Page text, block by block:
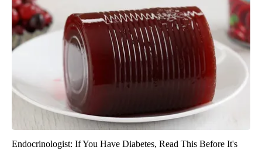
Endocrinologist: If You Have Diabetes, Read This Before It's